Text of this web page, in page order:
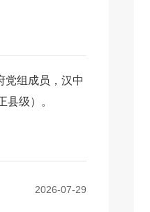
党组成员，汉中
级）。
2026-07-29